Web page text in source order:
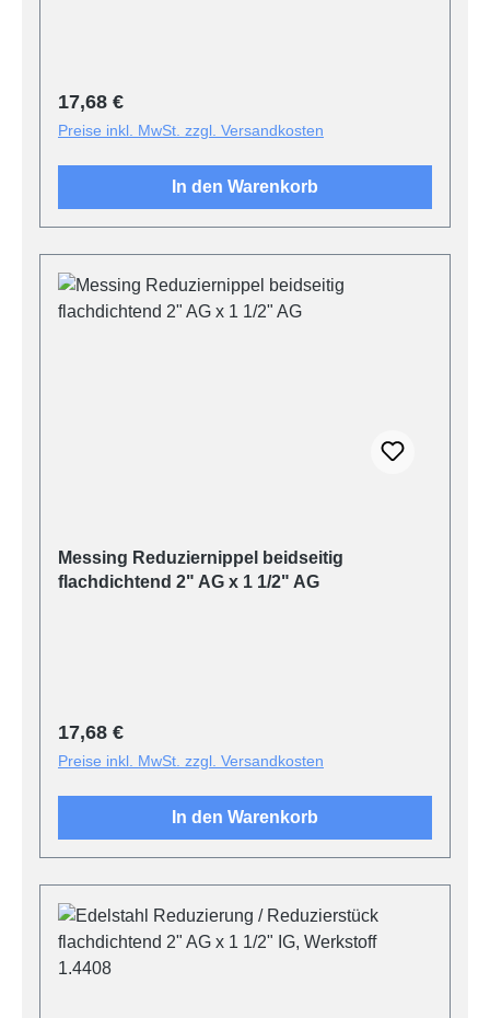
Regulärer Preis:
17,68 €
Preise inkl. MwSt. zzgl. Versandkosten
In den Warenkorb
Messing Reduziernippel beidseitig
flachdichtend 2" AG x 1 1/2" AG
Regulärer Preis:
17,68 €
Preise inkl. MwSt. zzgl. Versandkosten
In den Warenkorb